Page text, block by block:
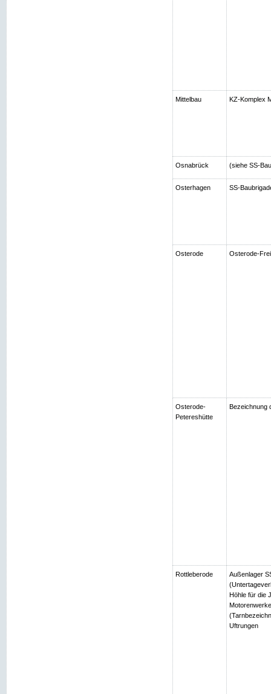
Mittelbau KZ-Komplex
Osnabrück (siehe SS-
Osterhagen SS-
Osterode Osterode-
Osterode-
Petereshütte
Bezeichnung
Rottleberode
Außenlager
Höhle für die
Uftrungen